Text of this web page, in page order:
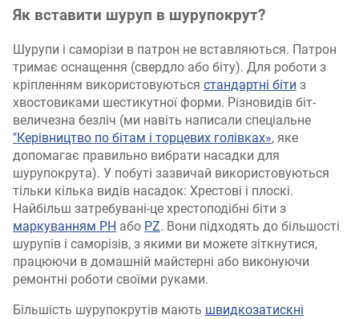
Як вставити шуруп в шурупокрут?
Шурупи і саморізи в патрон не вставляються. Патрон
тримає оснащення (свердло або біту). Для роботи з
кріпленням використовуються стандартні біти з
хвостовиками шестикутної форми. Різновидів біт-
величезна безліч (ми навіть написали спеціальне
"Керівництво по бітам і торцевих голівках», яке
допомагає правильно вибрати насадки для
шурупокрута). У побуті зазвичай використовуються
тільки кілька видів насадок: Хрестові і плоскі.
Найбільш затребувані-це хрестоподібні біти з
маркуванням PH або PZ. Вони підходять до більшості
шурупів і саморізів, з якими ви можете зіткнутися,
працюючи в домашній майстерні або виконуючи
ремонтні роботи своїми руками.
Більшість шурупокрутів мають швидкозатискні